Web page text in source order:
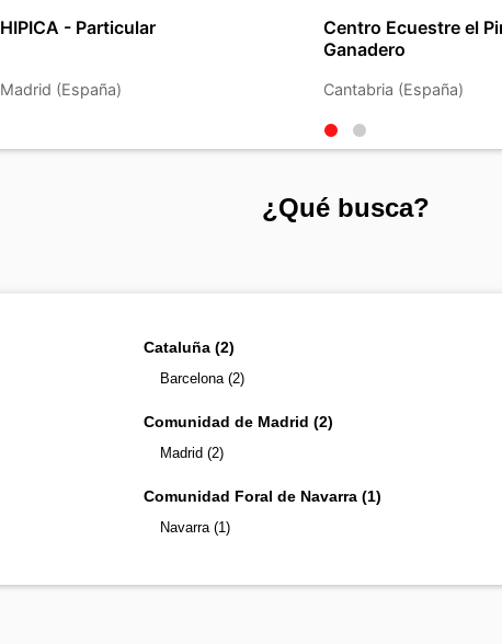
HIPICA - Particular
Madrid (España)
Centro Ecuestre el
Ganadero
Cantabria (España)
¿Qué busca?
Cataluña (2)
Barcelona (2)
Comunidad de Madrid (2)
Madrid (2)
Comunidad Foral de Navarra (1)
Navarra (1)